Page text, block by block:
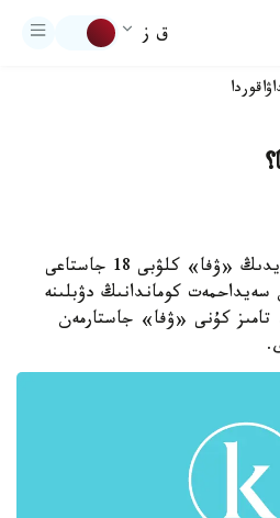
ق ز
اقوردا
استانا. قازاقپارات - رەسەيدىڭ «ۋفا» كلۋبى 18 جاستاعى
سەيداحمەت كوماندانىڭ دۋبلىنە
شابۋىلشى 25 - تامىز كۇنى «ۋفا» جاستارمەن